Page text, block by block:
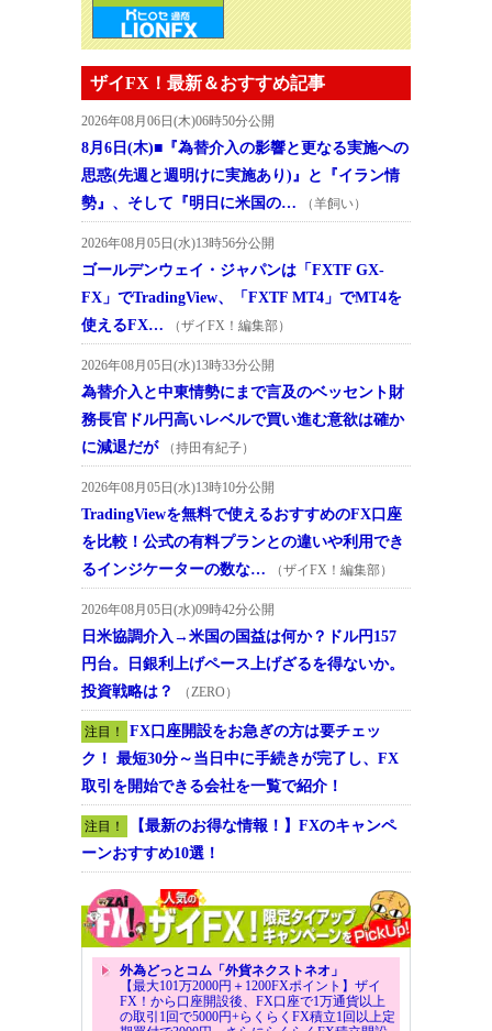
ザイFX！最新＆おすすめ記事
2026年08月06日(木)06時50分公開
8月6日(木)■『為替介入の影響と更なる実施への
思惑(先週と週明けに実施あり)』と『イラン情
勢』、そして『明日に米国の…
（羊飼い）
2026年08月05日(水)13時56分公開
ゴールデンウェイ・ジャパンは「FXTF GX-
FX」でTradingView、「FXTF MT4」でMT4を
使えるFX…
（ザイFX！編集部）
2026年08月05日(水)13時33分公開
為替介入と中東情勢にまで言及のベッセント財
務長官ドル円高いレベルで買い進む意欲は確か
に減退だが
（持田有紀子）
2026年08月05日(水)13時10分公開
TradingViewを無料で使えるおすすめのFX口座
を比較！公式の有料プランとの違いや利用でき
るインジケーターの数な…
（ザイFX！編集部）
2026年08月05日(水)09時42分公開
日米協調介入→米国の国益は何か？ドル円157
円台。日銀利上げペース上げざるを得ないか。
投資戦略は？
（ZERO）
注目！
FX口座開設をお急ぎの方は要チェッ
ク！ 最短30分～当日中に手続きが完了し、FX
取引を開始できる会社を一覧で紹介！
注目！
【最新のお得な情報！】FXのキャンペ
ーンおすすめ10選！
外為どっとコム「外貨ネクストネオ」
【最大101万2000円＋1200FXポイント】ザイ
FX！から口座開設後、FX口座で1万通貨以上
の取引1回で5000円+らくらくFX積立1回以上定